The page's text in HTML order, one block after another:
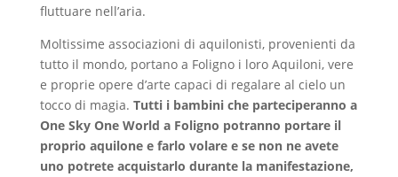
fluttuare nell’aria.
Moltissime associazioni di aquilonisti, provenienti da
tutto il mondo, portano a Foligno i loro Aquiloni, vere
e proprie opere d’arte capaci di regalare al cielo un
tocco di magia. Tutti i bambini che parteciperanno a
One Sky One World a Foligno potranno portare il
proprio aquilone e farlo volare e se non ne avete
uno potrete acquistarlo durante la manifestazione,